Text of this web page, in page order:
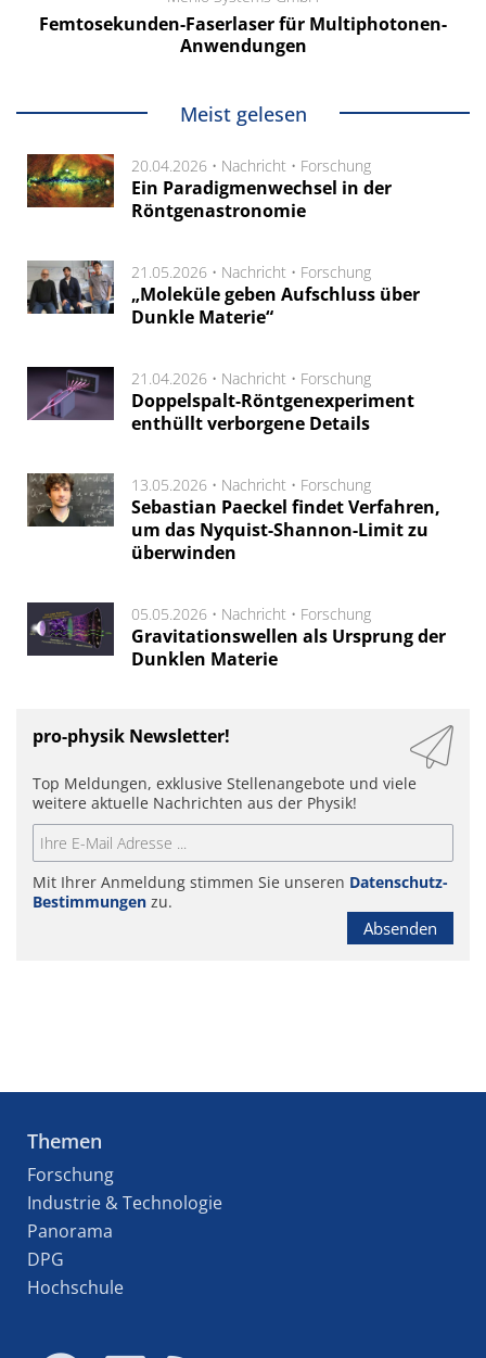
Femtosekunden-Faserlaser für Multiphotonen-
Anwendungen
Meist gelesen
20.04.2026 • Nachricht • Forschung
Ein Paradigmenwechsel in der
Röntgenastronomie
21.05.2026 • Nachricht • Forschung
„Moleküle geben Aufschluss über
Dunkle Materie“
21.04.2026 • Nachricht • Forschung
Doppelspalt-Röntgenexperiment
enthüllt verborgene Details
13.05.2026 • Nachricht • Forschung
Sebastian Paeckel findet Verfahren,
um das Nyquist-Shannon-Limit zu
überwinden
05.05.2026 • Nachricht • Forschung
Gravitationswellen als Ursprung der
Dunklen Materie
pro-physik Newsletter!
Top Meldungen, exklusive Stellenangebote und viele
weitere aktuelle Nachrichten aus der Physik!
Mit Ihrer Anmeldung stimmen Sie unseren Datenschutz-
Bestimmungen zu.
Absenden
Themen
Forschung
Industrie & Technologie
Panorama
DPG
Hochschule